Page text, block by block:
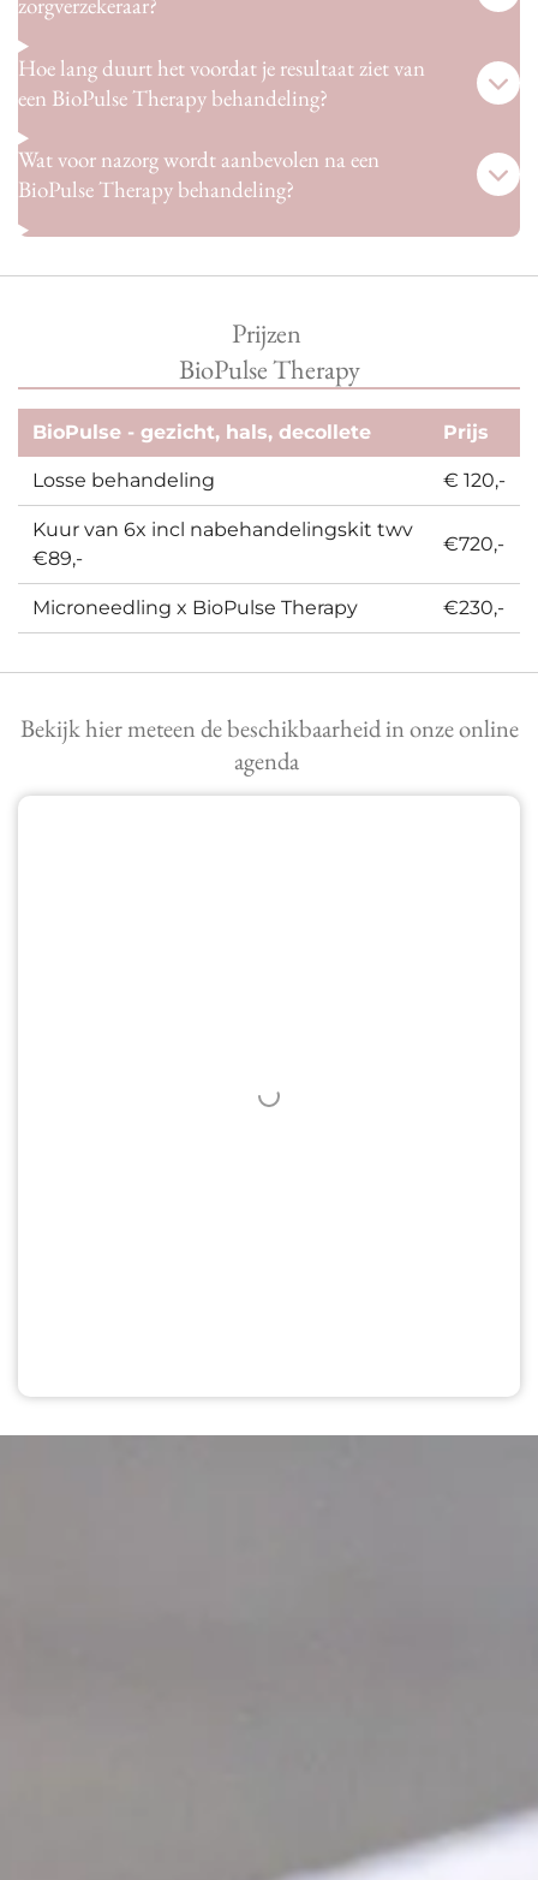
Hoe lang duurt het voordat je resultaat ziet van
een BioPulse Therapy behandeling?
Wat voor nazorg wordt aanbevolen na een
BioPulse Therapy behandeling?
Prijzen
BioPulse Therapy
BioPulse - gezicht, hals, decollete Prijs
Losse behandeling € 120,-
Kuur van 6x incl nabehandelingskit twv
€89,-
€720,-
Microneedling x BioPulse Therapy €230,-
Bekijk hier meteen de beschikbaarheid in onze online
agenda